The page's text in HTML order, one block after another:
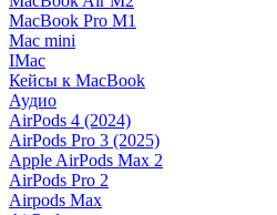
MacBook Pro M1
Mac mini
IMac
Кейсы к MacBook
Аудио
AirPods 4 (2024)
AirPods Pro 3 (2025)
Apple AirPods Max 2
AirPods Pro 2
Airpods Max